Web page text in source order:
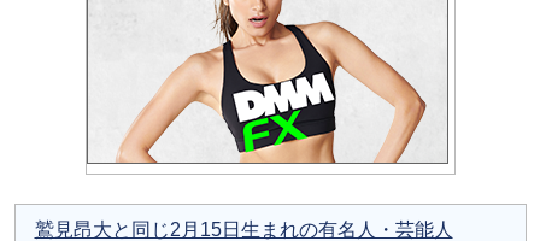
鷲見昂大と同じ2月15日生まれの有名人・芸能人